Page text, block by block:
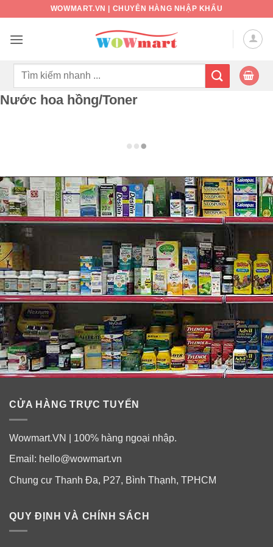
nội
WOWMART.VN | CHUYÊN HÀNG NHẬP KHẨU
Tìm
Nước hoa hồng/Toner
CỬA HÀNG TRỰC TUYẾN
Wowmart.VN | 100% hàng ngoại nhập.
Email: hello@wowmart.vn
Chung cư Thanh Đa, P27, Bình Thạnh, TPHCM
QUY ĐỊNH VÀ CHÍNH SÁCH